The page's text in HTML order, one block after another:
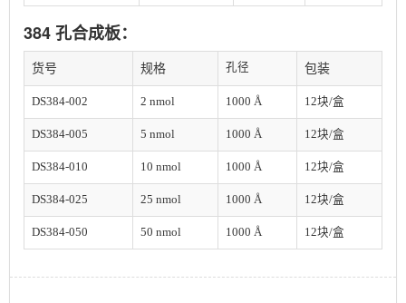
384 孔合成板：
货号 规格 孔径 包装
DS384-002 2 nmol 1000 Å 12块/盒
DS384-005 5 nmol 1000 Å 12块/盒
DS384-010 10 nmol 1000 Å 12块/盒
DS384-025 25 nmol 1000 Å 12块/盒
DS384-050 50 nmol 1000 Å 12块/盒